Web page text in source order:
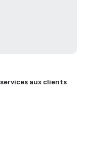
aux clients